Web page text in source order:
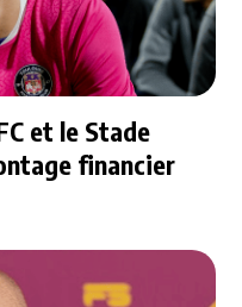
et le Stade
financier